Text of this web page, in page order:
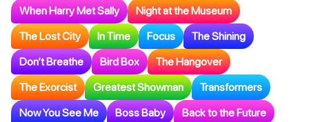
When Harry Met Sally Night at the Museum
The Lost City In Time Focus The Shining
Don’t Breathe Bird Box The Hangover
The Exorcist Greatest Showman Transformers
Now You See Me Boss Baby Back to the Future